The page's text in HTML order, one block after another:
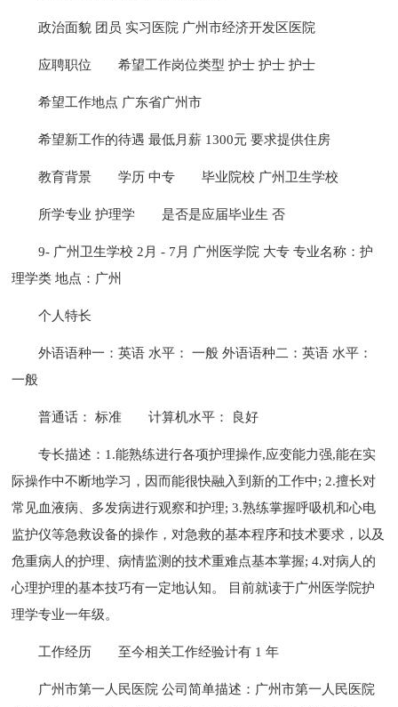
政治面貌 团员 实习医院 广州市经济开发区医院
应聘职位 希望工作岗位类型 护士 护士 护士
希望工作地点 广东省广州市
希望新工作的待遇 最低月薪 1300元 要求提供住房
教育背景 学历 中专 毕业院校 广州卫生学校
所学专业 护理学 是否是应届毕业生 否
9- 广州卫生学校 2月 - 7月 广州医学院 大专 专业名称：护
理学类 地点：广州
个人特长
外语语种一：英语 水平： 一般 外语语种二：英语 水平：
一般
普通话： 标准 计算机水平： 良好
专长描述：1.能熟练进行各项护理操作,应变能力强,能在实
际操作中不断地学习，因而能很快融入到新的工作中; 2.擅长对
常见血液病、多发病进行观察和护理; 3.熟练掌握呼吸机和心电
监护仪等急救设备的操作，对急救的基本程序和技术要求，以及
危重病人的护理、病情监测的技术重难点基本掌握; 4.对病人的
心理护理的基本技巧有一定地认知。 目前就读于广州医学院护
理学专业一年级。
工作经历 至今相关工作经验计有 1 年
广州市第一人民医院 公司简单描述：广州市第一人民医院